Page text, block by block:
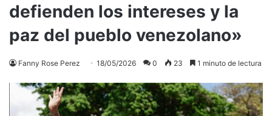
defienden los intereses y la
paz del pueblo venezolano»
Fanny Rose Perez 18/05/2026 0 23 1 minuto de lectura